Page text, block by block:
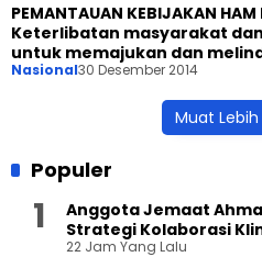
PEMANTAUAN KEBIJAKAN
Keterlibatan masyarakat
untuk memajukan dan
Nasional30 Desember 2014
Muat
Populer
Anggota Jemaat
Strategi Kolaborasi
22 Jam Yang Lalu